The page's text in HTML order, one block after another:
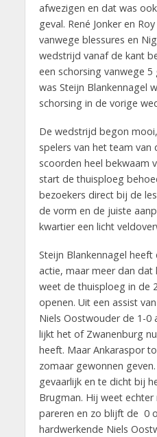
afwezigen en dat was
geval. René Jonker en
vanwege blessures en
wedstrijd vanaf de kant
een schorsing vanwege 5
was Steijn Blankennagel
schorsing in de vorige
De wedstrijd begon
spelers van het team van
scoorden heel bekwaam
start de thuisploeg
bezoekers direct bij de
de vorm en de juiste
kwartier een licht
Steijn Blankennagel
actie, maar meer dan
weet de thuisploeg in de
openen. Uit een assist
Niels Oostwouder de 1-0
lijkt het of Zwanenburg
heeft. Maar Ankaraspor
zomaar gewonnen
gevaarlijk en te dicht bij
Brugman. Hij weet
pareren en zo blijft de 0
hardwerkende Niels